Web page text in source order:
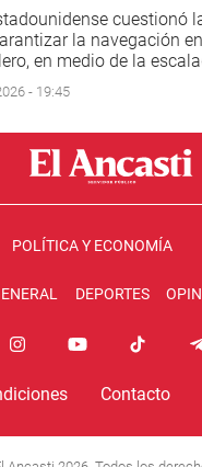
cuestionó
la navegación
en medio de la
- 19:45
POLÍTICA Y ECONOMÍA
DEPORTES
Contacto